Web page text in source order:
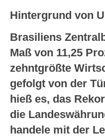
Hintergrund von
Brasiliens
Maß von 11,25
zehntgrößte
gefolgt von der
hieß es, das
die
handele mit der